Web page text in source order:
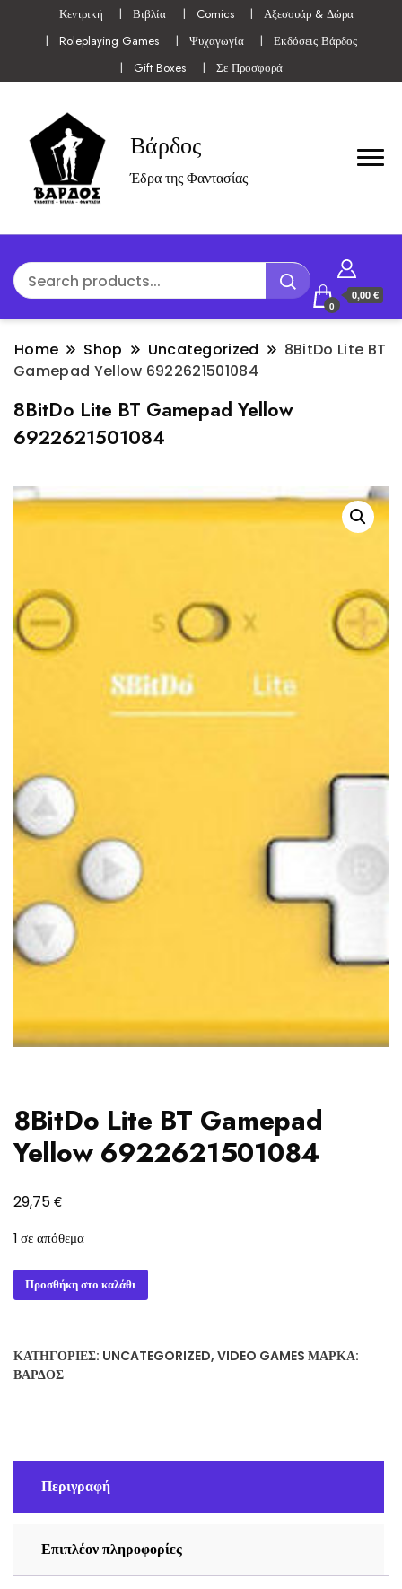
Κεντρική Βιβλία Comics
Αξεσουάρ & Δώρα
Roleplaying Games
Ψυχαγωγία
Εκδόσεις Βάρδος
Gift Boxes
Σε Προσφορά
Βάρδος
Έδρα της Φαντασίας
0
0,00 €
Home Shop Uncategorized
8BitDo Lite BT
Gamepad Yellow 6922621501084
8BitDo Lite BT Gamepad Yellow
6922621501084
8BitDo Lite BT Gamepad
Yellow 6922621501084
29,75€
1 σε απόθεμα
8BitDo
Lite
Yellow
Προσθήκη στο καλάθι
ΚΑΤΗΓΟΡΊΕΣ: UNCATEGORIZED, VIDEO GAMES ΜΆΡΚΑ:
ΒΆΡΔΟΣ
Περιγραφή
Επιπλέον πληροφορίες